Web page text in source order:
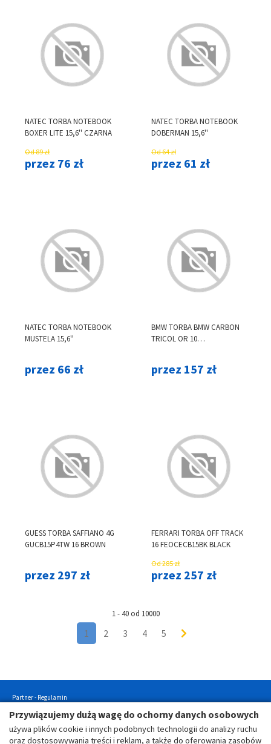
Przywiązujemy dużą wagę do ochorny danych osobowych
używa plików cookie i innych podobnych technologii do analizy ruchu
oraz dostosowywania treści i reklam, a także do oferowania zasobów
NATEC TORBA NOTEBOOK
BOXER LITE 15,6'' CZARNA
Od 89 zł
przez 76 zł
NATEC TORBA NOTEBOOK
DOBERMAN 15,6''
Od 64 zł
przez 61 zł
NATEC TORBA NOTEBOOK
MUSTELA 15,6''
przez 66 zł
BMW TORBA BMW CARBON
TRICOL OR 10
przez 157 zł
GUESS TORBA SAFFIANO 4G
GUCB15P4TW 16 BROWN
przez 297 zł
FERRARI TORBA OFF TRACK
16 FEOCECB15BK BLACK
Od 285 zł
przez 257 zł
1 - 40 od 10000
1 2 3 4 5
Partner - Regulamin
Użytkownik - Regulamin
Użytkownik - Polityka Prywatności